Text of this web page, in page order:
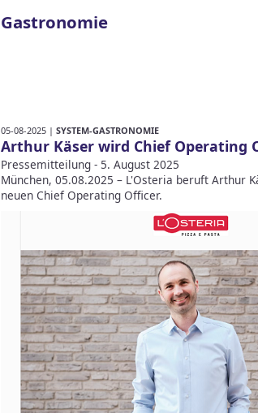
Gastronomie
05-08-2025 | SYSTEM-GASTRONOMIE
Arthur Käser wird Chief Operating
Pressemitteilung - 5. August 2025
München, 05.08.2025 – L'Osteria beruft Arthur
neuen Chief Operating Officer.